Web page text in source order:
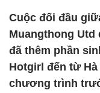
Cuộc đối đầu
Muangthong Utd
đã thêm phần
Hotgirl đến từ
chương trình